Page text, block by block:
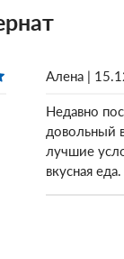
Алена |
Недавно
довольный
лучшие
вкусная еда.